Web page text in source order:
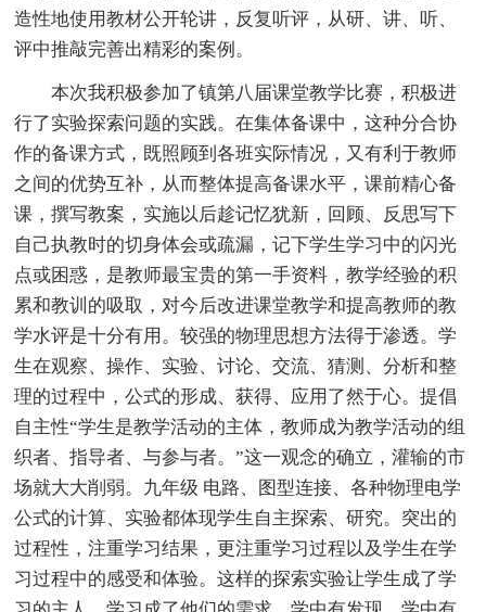
造性地使用教材公开轮讲，反复听评，从研、讲、听、
评中推敲完善出精彩的案例。
本次我积极参加了镇第八届课堂教学比赛，积极进
行了实验探索问题的实践。在集体备课中，这种分合协
作的备课方式，既照顾到各班实际情况，又有利于教师
之间的优势互补，从而整体提高备课水平，课前精心备
课，撰写教案，实施以后趁记忆犹新，回顾、反思写下
自己执教时的切身体会或疏漏，记下学生学习中的闪光
点或困惑，是教师最宝贵的第一手资料，教学经验的积
累和教训的吸取，对今后改进课堂教学和提高教师的教
学水评是十分有用。较强的物理思想方法得于渗透。学
生在观察、操作、实验、讨论、交流、猜测、分析和整
理的过程中，公式的形成、获得、应用了然于心。提倡
自主性“学生是教学活动的主体，教师成为教学活动的组
织者、指导者、与参与者。”这一观念的确立，灌输的市
场就大大削弱。九年级 电路、图型连接、各种物理电学
公式的计算、实验都体现学生自主探索、研究。突出的
过程性，注重学习结果，更注重学习过程以及学生在学
习过程中的感受和体验。这样的探索实验让学生成了学